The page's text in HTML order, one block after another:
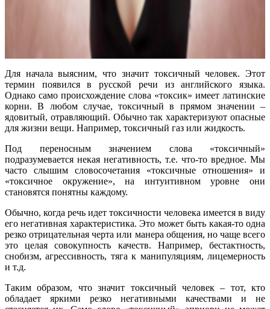
Для начала выясним, что значит токсичный человек. Этот
термин появился в русской речи из английского языка.
Однако само происхождение слова «токсик» имеет латинские
корни. В любом случае, токсичный в прямом значении –
ядовитый, отравляющий. Обычно так характеризуют опасные
для жизни вещи. Например, токсичный газ или жидкость.
Под переносным значением слова «токсичный»
подразумевается некая негативность, т.е. что-то вредное. Мы
часто слышим словосочетания «токсичные отношения» и
«токсичное окружение», на интуитивном уровне они
становятся понятны каждому.
Обычно, когда речь идет токсичности человека имеется в виду
его негативная характеристика. Это может быть какая-то одна
резко отрицательная черта или манера общения, но чаще всего
это целая совокупность качеств. Например, бестактность,
снобизм, агрессивность, тяга к манипуляциям, лицемерность
и т.д.
Таким образом, что значит токсичный человек – тот, кто
обладает яркими резко негативными качествами и не